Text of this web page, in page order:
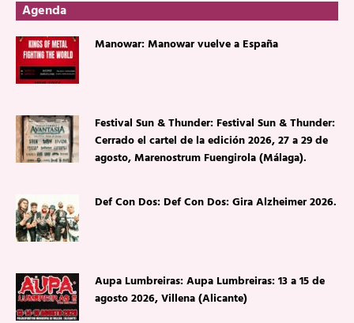
Agenda
Manowar: Manowar vuelve a España
Festival Sun & Thunder: Festival Sun & Thunder:
Cerrado el cartel de la edición 2026, 27 a 29 de
agosto, Marenostrum Fuengirola (Málaga).
Def Con Dos: Def Con Dos: Gira Alzheimer 2026.
Aupa Lumbreiras: Aupa Lumbreiras: 13 a 15 de
agosto 2026, Villena (Alicante)